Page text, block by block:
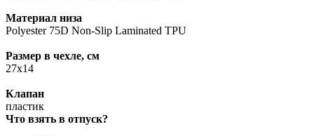
Материал низа
Polyester 75D Non-Slip Laminated TPU
Размер в чехле, см
27х14
Клапан
пластик
Что взять в отпуск?